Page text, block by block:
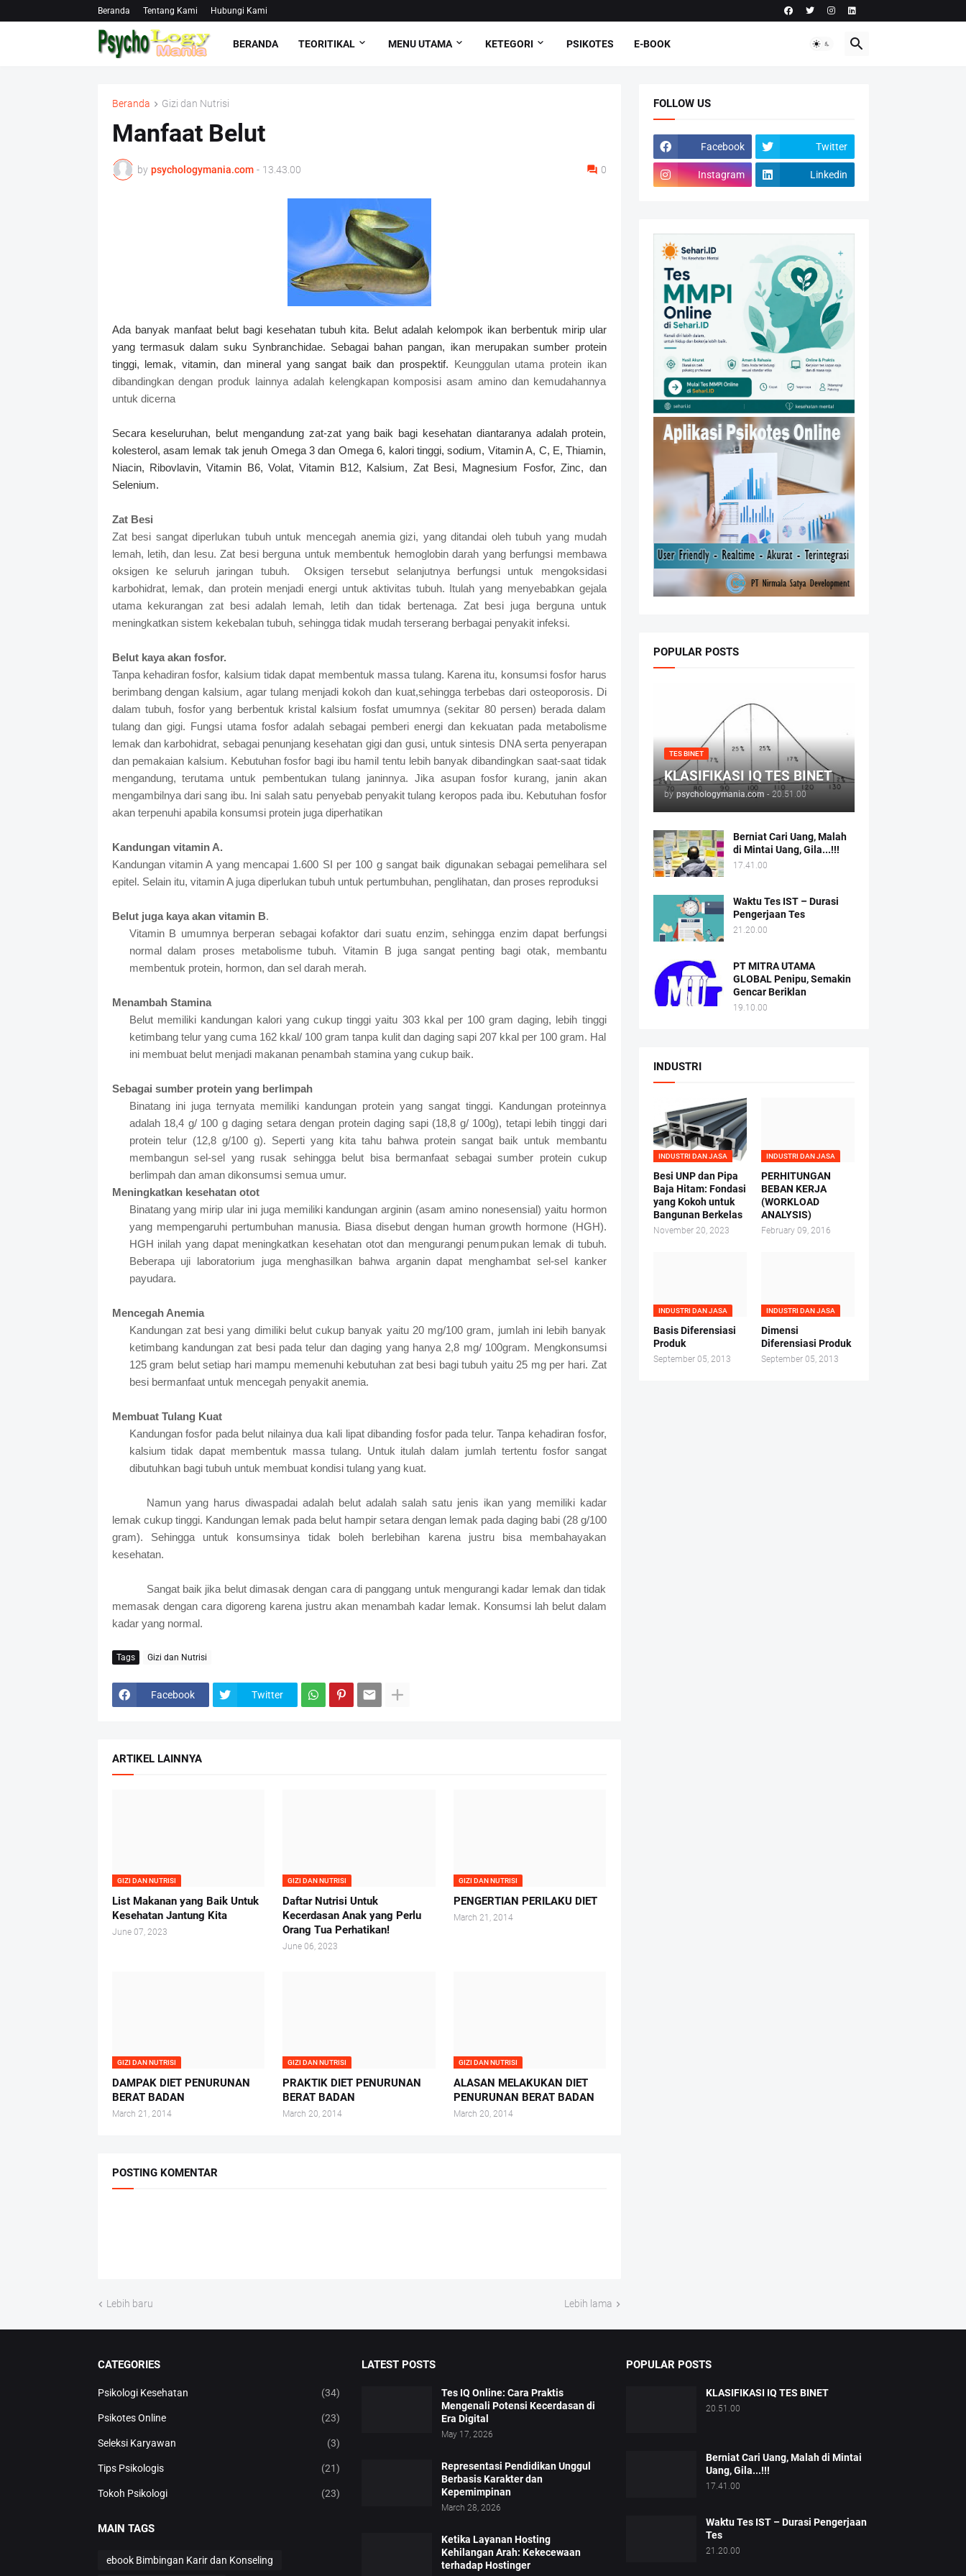
Beranda Tentang Kami Hubungi Kami
BERANDA TEORITIKAL MENU UTAMA KETEGORI PSIKOTES E-BOOK
Beranda Gizi dan Nutrisi
Manfaat Belut
by psychologymania.com - 13.43.00 0
Ada banyak manfaat belut bagi kesehatan tubuh kita. Belut adalah kelompok ikan berbentuk mirip ular
yang termasuk dalam suku Synbranchidae. Sebagai bahan pangan, ikan merupakan sumber protein
tinggi, lemak, vitamin, dan mineral yang sangat baik dan prospektif. Keunggulan utama protein ikan
dibandingkan dengan produk lainnya adalah kelengkapan komposisi asam amino dan kemudahannya
untuk dicerna
Secara keseluruhan, belut mengandung zat-zat yang baik bagi kesehatan diantaranya adalah protein,
kolesterol, asam lemak tak jenuh Omega 3 dan Omega 6, kalori tinggi, sodium, Vitamin A, C, E, Thiamin,
Niacin, Ribovlavin, Vitamin B6, Volat, Vitamin B12, Kalsium, Zat Besi, Magnesium Fosfor, Zinc, dan
Selenium.
Zat Besi
Zat besi sangat diperlukan tubuh untuk mencegah anemia gizi, yang ditandai oleh tubuh yang mudah
lemah, letih, dan lesu. Zat besi berguna untuk membentuk hemoglobin darah yang berfungsi membawa
oksigen ke seluruh jaringan tubuh. Oksigen tersebut selanjutnya berfungsi untuk mengoksidasi
karbohidrat, lemak, dan protein menjadi energi untuk aktivitas tubuh. Itulah yang menyebabkan gejala
utama kekurangan zat besi adalah lemah, letih dan tidak bertenaga. Zat besi juga berguna untuk
meningkatkan sistem kekebalan tubuh, sehingga tidak mudah terserang berbagai penyakit infeksi.
Belut kaya akan fosfor.
Tanpa kehadiran fosfor, kalsium tidak dapat membentuk massa tulang. Karena itu, konsumsi fosfor harus
berimbang dengan kalsium, agar tulang menjadi kokoh dan kuat,sehingga terbebas dari osteoporosis. Di
dalam tubuh, fosfor yang berbentuk kristal kalsium fosfat umumnya (sekitar 80 persen) berada dalam
tulang dan gigi. Fungsi utama fosfor adalah sebagai pemberi energi dan kekuatan pada metabolisme
lemak dan karbohidrat, sebagai penunjang kesehatan gigi dan gusi, untuk sintesis DNA serta penyerapan
dan pemakaian kalsium. Kebutuhan fosfor bagi ibu hamil tentu lebih banyak dibandingkan saat-saat tidak
mengandung, terutama untuk pembentukan tulang janinnya. Jika asupan fosfor kurang, janin akan
mengambilnya dari sang ibu. Ini salah satu penyebab penyakit tulang keropos pada ibu. Kebutuhan fosfor
akan terpenuhi apabila konsumsi protein juga diperhatikan
Kandungan vitamin A.
Kandungan vitamin A yang mencapai 1.600 SI per 100 g sangat baik digunakan sebagai pemelihara sel
epitel. Selain itu, vitamin A juga diperlukan tubuh untuk pertumbuhan, penglihatan, dan proses reproduksi
Belut juga kaya akan vitamin B.
Vitamin B umumnya berperan sebagai kofaktor dari suatu enzim, sehingga enzim dapat berfungsi
normal dalam proses metabolisme tubuh. Vitamin B juga sangat penting bagi otak, membantu
membentuk protein, hormon, dan sel darah merah.
Menambah Stamina
Belut memiliki kandungan kalori yang cukup tinggi yaitu 303 kkal per 100 gram daging, lebih tinggi
ketimbang telur yang cuma 162 kkal/ 100 gram tanpa kulit dan daging sapi 207 kkal per 100 gram. Hal
ini membuat belut menjadi makanan penambah stamina yang cukup baik.
Sebagai sumber protein yang berlimpah
Binatang ini juga ternyata memiliki kandungan protein yang sangat tinggi. Kandungan proteinnya
adalah 18,4 g/ 100 g daging setara dengan protein daging sapi (18,8 g/ 100g), tetapi lebih tinggi dari
protein telur (12,8 g/100 g). Seperti yang kita tahu bahwa protein sangat baik untuk membantu
membangun sel-sel yang rusak sehingga belut bisa bermanfaat sebagai sumber protein cukup
berlimpah dan aman dikonsumsi semua umur.
Meningkatkan kesehatan otot
Binatang yang mirip ular ini juga memiliki kandungan arginin (asam amino nonesensial) yaitu hormon
yang mempengaruhi pertumbuhan manusia. Biasa disebut dengan human growth hormone (HGH).
HGH inilah yang dapat meningkatkan kesehatan otot dan mengurangi penumpukan lemak di tubuh.
Beberapa uji laboratorium juga menghasilkan bahwa arganin dapat menghambat sel-sel kanker
payudara.
Mencegah Anemia
Kandungan zat besi yang dimiliki belut cukup banyak yaitu 20 mg/100 gram, jumlah ini lebih banyak
ketimbang kandungan zat besi pada telur dan daging yang hanya 2,8 mg/ 100gram. Mengkonsumsi
125 gram belut setiap hari mampu memenuhi kebutuhan zat besi bagi tubuh yaitu 25 mg per hari. Zat
besi bermanfaat untuk mencegah penyakit anemia.
Membuat Tulang Kuat
Kandungan fosfor pada belut nilainya dua kali lipat dibanding fosfor pada telur. Tanpa kehadiran fosfor,
kalsium tidak dapat membentuk massa tulang. Untuk itulah dalam jumlah tertentu fosfor sangat
dibutuhkan bagi tubuh untuk membuat kondisi tulang yang kuat.
Namun yang harus diwaspadai adalah belut adalah salah satu jenis ikan yang memiliki kadar
lemak cukup tinggi. Kandungan lemak pada belut hampir setara dengan lemak pada daging babi (28 g/100
gram). Sehingga untuk konsumsinya tidak boleh berlebihan karena justru bisa membahayakan
kesehatan.
Sangat baik jika belut dimasak dengan cara di panggang untuk mengurangi kadar lemak dan tidak
memasak dengan cara digoreng karena justru akan menambah kadar lemak. Konsumsi lah belut dalam
kadar yang normal.
Tags Gizi dan Nutrisi
Facebook Twitter
ARTIKEL LAINNYA
GIZI DAN NUTRISI
List Makanan yang Baik Untuk
Kesehatan Jantung Kita
June 07, 2023
GIZI DAN NUTRISI
Daftar Nutrisi Untuk
Kecerdasan Anak yang Perlu
Orang Tua Perhatikan!
June 06, 2023
GIZI DAN NUTRISI
PENGERTIAN PERILAKU DIET
March 21, 2014
GIZI DAN NUTRISI
DAMPAK DIET PENURUNAN
BERAT BADAN
March 21, 2014
GIZI DAN NUTRISI
PRAKTIK DIET PENURUNAN
BERAT BADAN
March 20, 2014
GIZI DAN NUTRISI
ALASAN MELAKUKAN DIET
PENURUNAN BERAT BADAN
March 20, 2014
POSTING KOMENTAR
Lebih baru Lebih lama
FOLLOW US
Facebook Twitter
Instagram Linkedin
POPULAR POSTS
TES BINET
KLASIFIKASI IQ TES BINET
by psychologymania.com - 20.51.00
Berniat Cari Uang, Malah
di Mintai Uang, Gila...!!!
17.41.00
Waktu Tes IST – Durasi
Pengerjaan Tes
21.20.00
PT MITRA UTAMA
GLOBAL Penipu, Semakin
Gencar Beriklan
19.10.00
INDUSTRI
INDUSTRI DAN JASA
Besi UNP dan Pipa
Baja Hitam: Fondasi
yang Kokoh untuk
Bangunan Berkelas
November 20, 2023
INDUSTRI DAN JASA
PERHITUNGAN
BEBAN KERJA
(WORKLOAD
ANALYSIS)
February 09, 2016
INDUSTRI DAN JASA
Basis Diferensiasi
Produk
September 05, 2013
INDUSTRI DAN JASA
Dimensi
Diferensiasi Produk
September 05, 2013
CATEGORIES
Psikologi Kesehatan (34)
Psikotes Online (23)
Seleksi Karyawan (3)
Tips Psikologis (21)
Tokoh Psikologi (23)
MAIN TAGS
ebook Bimbingan Karir dan Konseling
LATEST POSTS
Tes IQ Online: Cara Praktis
Mengenali Potensi Kecerdasan di
Era Digital
May 17, 2026
Representasi Pendidikan Unggul
Berbasis Karakter dan
Kepemimpinan
March 28, 2026
Ketika Layanan Hosting
Kehilangan Arah: Kekecewaan
terhadap Hostinger
POPULAR POSTS
KLASIFIKASI IQ TES BINET
20.51.00
Berniat Cari Uang, Malah di Mintai
Uang, Gila...!!!
17.41.00
Waktu Tes IST – Durasi Pengerjaan
Tes
21.20.00